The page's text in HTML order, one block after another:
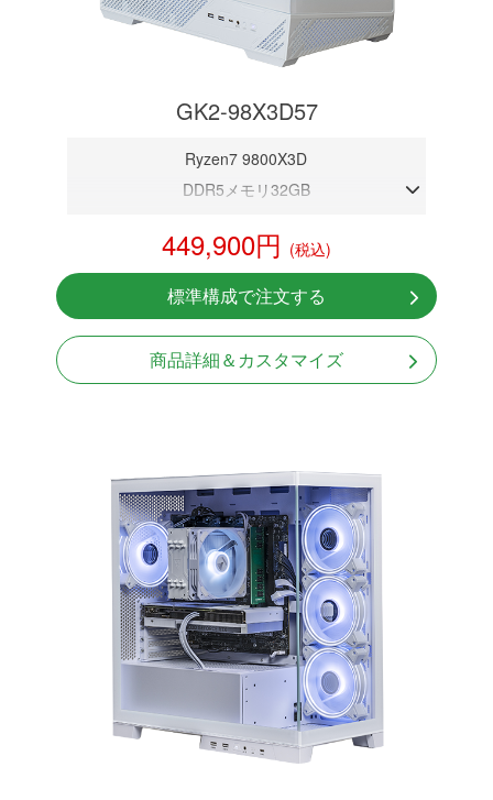
GK2-98X3D57
Ryzen7 9800X3D
DDR5メモリ32GB
NVMeSSD 1TB
無線LAN Bluetooth対応
Windows11 Home 64bit
LCDスクリーン搭載
449,900円 (税込)
標準構成で注文する
商品詳細＆カスタマイズ